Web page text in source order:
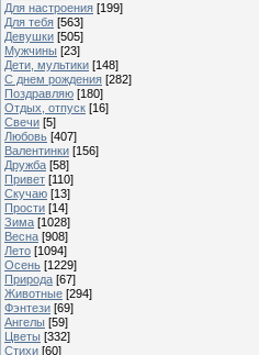
Для настроения [199]
Для тебя [563]
Девушки [505]
Мужчины [23]
Дети, мультики [148]
С днем рождения [282]
Поздравляю [180]
Отдых, отпуск [16]
Свечи [5]
Любовь [407]
Валентинки [156]
Дружба [58]
Привет [110]
Скучаю [13]
Прости [14]
Зима [1028]
Весна [908]
Лето [1094]
Осень [1229]
Природа [67]
Животные [294]
Фэнтези [69]
Ангелы [59]
Цветы [332]
Стихи [60]